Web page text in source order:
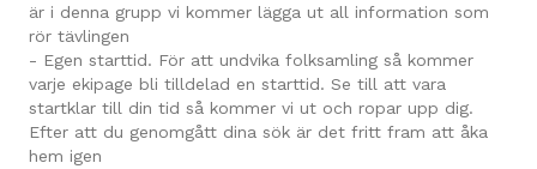
är i denna grupp vi kommer lägga ut all information som
rör tävlingen
- Egen starttid. För att undvika folksamling så kommer
varje ekipage bli tilldelad en starttid. Se till att vara
startklar till din tid så kommer vi ut och ropar upp dig.
Efter att du genomgått dina sök är det fritt fram att åka
hem igen